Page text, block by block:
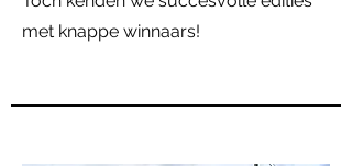
met knappe winnaars!